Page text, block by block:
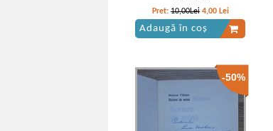
Pret: 10,00Lei 4,00 Lei
Adaugă în coș
-50%